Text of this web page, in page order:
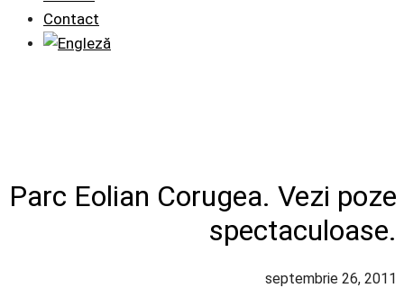
Contact
Parc Eolian Corugea. Vezi poze
spectaculoase.
septembrie 26, 2011